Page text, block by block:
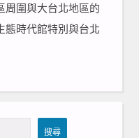
周圍與大台北地區的
態時代館特別與台北
搜尋